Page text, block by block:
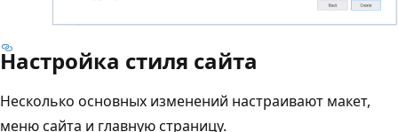
Настройка стиля сайта
Несколько основных изменений настраивают макет,
меню сайта и главную страницу.